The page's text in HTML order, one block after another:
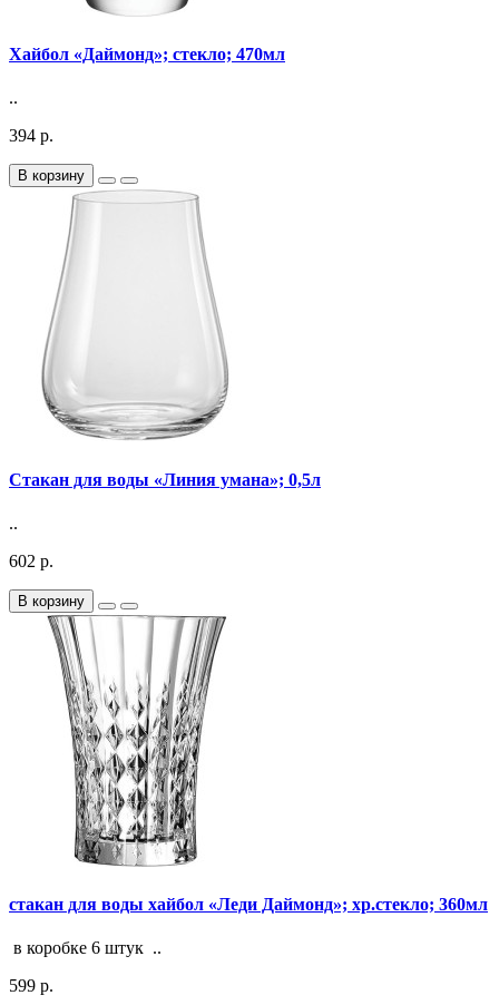
Хайбол «Даймонд»; стекло; 470мл
..
394 р.
В корзину
Стакан для воды «Линия умана»; 0,5л
..
602 р.
В корзину
стакан для воды хайбол «Леди Даймонд»; хр.стекло; 360мл
в коробке 6 штук ..
599 р.